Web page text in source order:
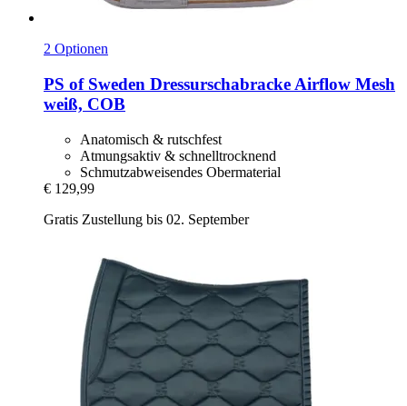
2 Optionen
PS of Sweden Dressurschabracke Airflow Mesh
weiß, COB
Anatomisch & rutschfest
Atmungsaktiv & schnelltrocknend
Schmutzabweisendes Obermaterial
€ 129,99
Gratis Zustellung bis 02. September